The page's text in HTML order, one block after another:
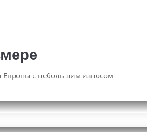
Европы с небольшим износом.